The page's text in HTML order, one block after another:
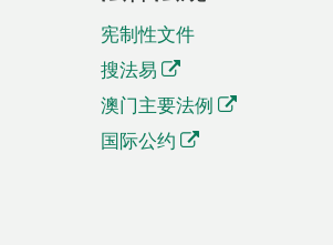
宪制性文件
搜法易
澳门主要法例
国际公约